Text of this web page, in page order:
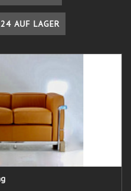
AUF LAGER